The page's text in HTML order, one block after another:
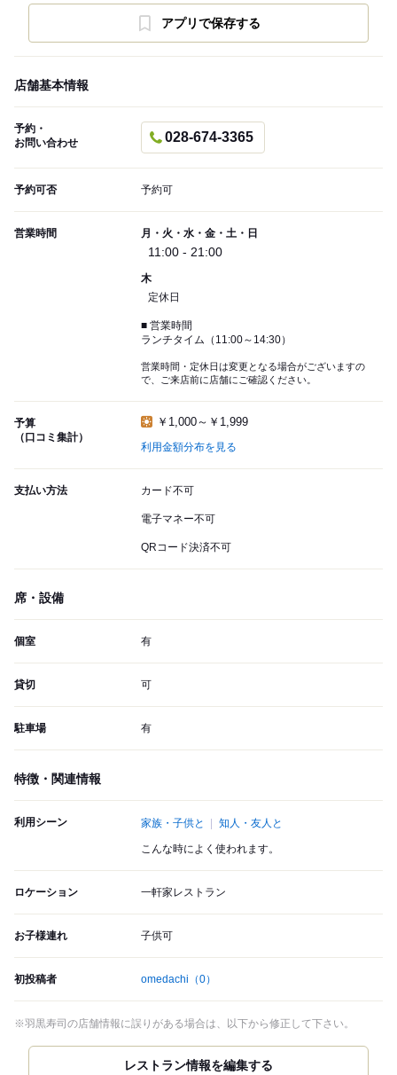
アプリで保存する
店舗基本情報
予約・
お問い合わせ
028-674-3365
予約可否 予約可
営業時間 月・火・水・金・土・日
11:00 - 21:00
木
定休日
■ 営業時間
ランチタイム（11:00～14:30）
営業時間・定休日は変更となる場合がございますの
で、ご来店前に店舗にご確認ください。
予算
（口コミ集計）
￥1,000～￥1,999
利用金額分布を見る
支払い方法 カード不可
電子マネー不可
QRコード決済不可
席・設備
個室 有
貸切 可
駐車場 有
特徴・関連情報
利用シーン 家族・子供と 知人・友人と
こんな時によく使われます。
ロケーション 一軒家レストラン
お子様連れ 子供可
初投稿者 omedachi （0）
※羽黒寿司の店舗情報に誤りがある場合は、以下から修正して下さい。